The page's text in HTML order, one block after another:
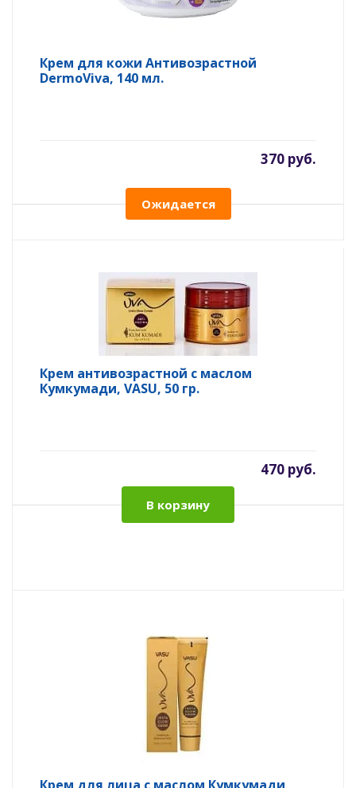
Крем для кожи Антивозрастной
DermoViva, 140 мл.
370 руб.
Ожидается
Крем антивозрастной с маслом
Кумкумади, VASU, 50 гр.
470 руб.
В корзину